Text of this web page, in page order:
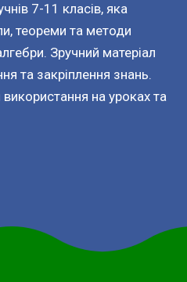
7-11 класів, яка
теореми та методи
Зручний матеріал
та закріплення знань.
на уроках та